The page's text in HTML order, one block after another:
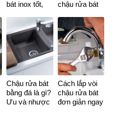
bát inox tốt,
nhất trên thị
trường
chậu rửa bát
hãng được
yêu thích nhất
Chậu rửa bát
bằng đá là gì?
Ưu và nhược
Cách lắp vòi
chậu rửa bát
đơn giản ngay